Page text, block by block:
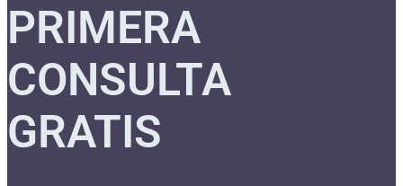
PRIMERA
CONSULTA
GRATIS